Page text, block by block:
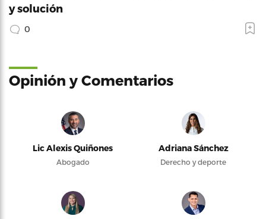
y solución
0
Opinión y Comentarios
Lic Alexis Quiñones
Abogado
Adriana Sánchez
Derecho y deporte